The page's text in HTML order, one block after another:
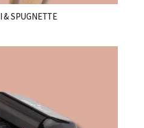
& SPUGNETTE